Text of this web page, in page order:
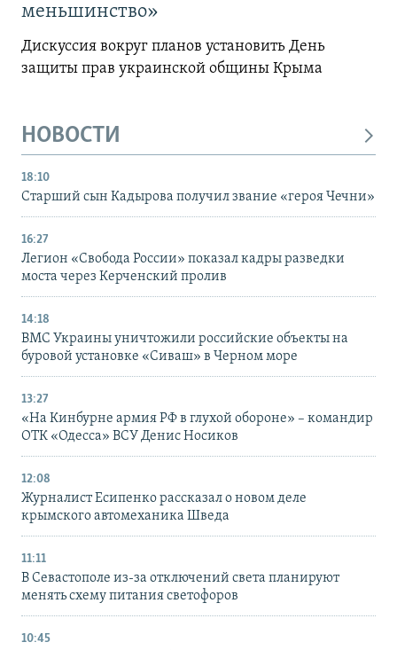
меньшинство»
Дискуссия вокруг планов установить День
защиты прав украинской общины Крыма
НОВОСТИ
18:10
Старший сын Кадырова получил звание «героя Чечни»
16:27
Легион «Свобода России» показал кадры разведки
моста через Керченский пролив
14:18
ВМС Украины уничтожили российские объекты на
буровой установке «Сиваш» в Черном море
13:27
«На Кинбурне армия РФ в глухой обороне» – командир
ОТК «Одесса» ВСУ Денис Носиков
12:08
Журналист Есипенко рассказал о новом деле
крымского автомеханика Шведа
11:11
В Севастополе из-за отключений света планируют
менять схему питания светофоров
10:45